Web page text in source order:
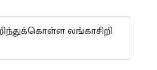
லங்காசிறி